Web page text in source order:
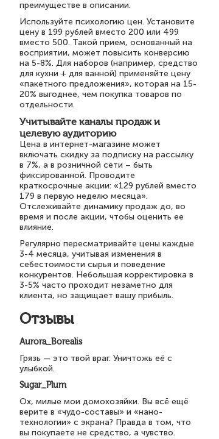
преимуществе в описании.
Используйте психологию цен. Установите
цену в 199 рублей вместо 200 или 499
вместо 500. Такой прием, основанный на
восприятии, может повысить конверсию
на 5-8%. Для наборов (например, средство
для кухни + для ванной) применяйте цену
«пакетного предложения», которая на 15-
20% выгоднее, чем покупка товаров по
отдельности.
Учитывайте каналы продаж и
целевую аудиторию
Цена в интернет-магазине может
включать скидку за подписку на рассылку
в 7%, а в розничной сети – быть
фиксированной. Проводите
краткосрочные акции: «129 рублей вместо
179 в первую неделю месяца».
Отслеживайте динамику продаж до, во
время и после акции, чтобы оценить ее
влияние.
Регулярно пересматривайте цены каждые
3-4 месяца, учитывая изменения в
себестоимости сырья и поведение
конкурентов. Небольшая корректировка в
3-5% часто проходит незаметно для
клиента, но защищает вашу прибыль.
Отзывы
Aurora_Borealis
Грязь — это твой враг. Уничтожь её с
улыбкой.
Sugar_Plum
Ох, милые мои домохозяйки. Вы всё ещё
верите в «чудо-составы» и «нано-
технологии» с экрана? Правда в том, что
вы покупаете не средство, а чувство.